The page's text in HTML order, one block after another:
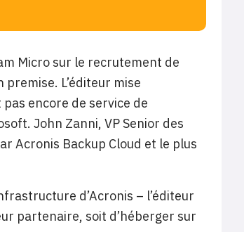
Micro sur le recrutement de
L’éditeur mise
encore de service de
John Zanni, VP Senior des
Acronis Backup Cloud et le plus
d’Acronis – l’éditeur
partenaire, soit d’héberger sur